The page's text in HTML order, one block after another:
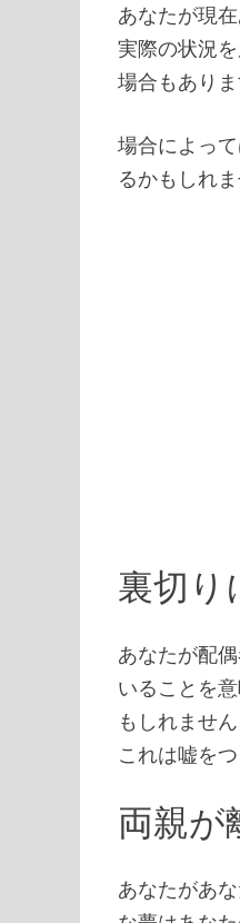
あなたが現
実際の状況
場合もありま
場合によっ
るかもしれ
裏切り
あなたが配
いることを
もしれませ
これは嘘を
両親が
あなたがあ